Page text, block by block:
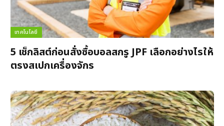
เทคโนโลยี
5 เช็กลิสต์ก่อนสั่งซื้อบอลสกรู JPF เลือกอย่างไรให้
ตรงสเปกเครื่องจักร